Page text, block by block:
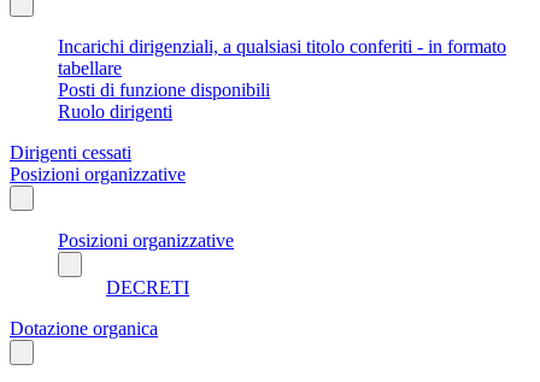
Incarichi dirigenziali, a qualsiasi titolo conferiti - in formato
tabellare
Posti di funzione disponibili
Ruolo dirigenti
Dirigenti cessati
Posizioni organizzative
Posizioni organizzative
DECRETI
Dotazione organica